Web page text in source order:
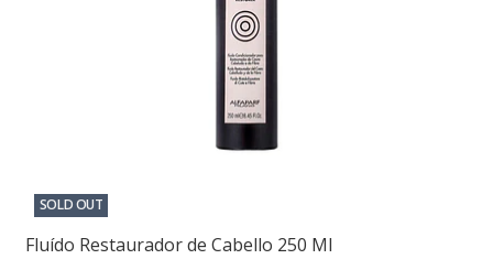
SOLD OUT
Fluído Restaurador de Cabello 250 Ml